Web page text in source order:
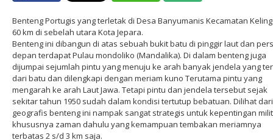
Benteng Portugis yang terletak di Desa Banyumanis Kecamatan
60 km di sebelah utara Kota Jepara.
Benteng ini dibangun di atas sebuah bukit batu di pinggir laut dan
depan terdapat Pulau mondoliko (Mandalika). Di dalam benteng juga
dijumpai sejumlah pintu yang menuju ke arah banyak jendela yang
dari batu dan dilengkapi dengan meriam kuno Terutama pintu yang
mengarah ke arah Laut Jawa. Tetapi pintu dan jendela tersebut sejak
sekitar tahun 1950 sudah dalam kondisi tertutup bebatuan. Dilihat
geografis benteng ini nampak sangat strategis untuk kepentingan
khususnya zaman dahulu yang kemampuan tembakan meriamnya
terbatas 2 s/d 3 km saja.